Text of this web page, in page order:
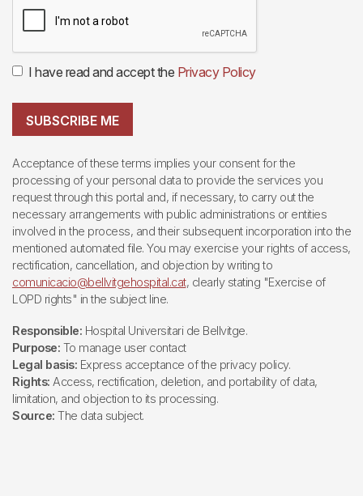
I have read and accept the Privacy Policy
SUBSCRIBE ME
Acceptance of these terms implies your consent for the
processing of your personal data to provide the services you
request through this portal and, if necessary, to carry out the
necessary arrangements with public administrations or entities
involved in the process, and their subsequent incorporation into the
mentioned automated file. You may exercise your rights of access,
rectification, cancellation, and objection by writing to
comunicacio@bellvitgehospital.cat, clearly stating "Exercise of
LOPD rights" in the subject line.
Responsible: Hospital Universitari de Bellvitge.
Purpose: To manage user contact
Legal basis: Express acceptance of the privacy policy.
Rights: Access, rectification, deletion, and portability of data,
limitation, and objection to its processing.
Source: The data subject.